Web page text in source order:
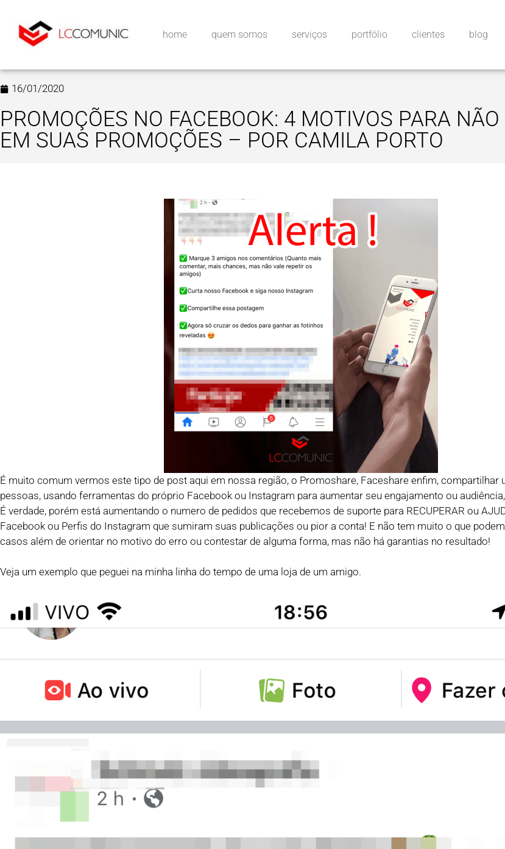
home quem somos serviços portfólio clientes blog
16/01/2020
PROMOÇÕES NO FACEBOOK: 4 MOTIVOS PARA
EM SUAS PROMOÇÕES – POR CAMILA PORTO
É muito comum vermos este tipo de post aqui em nossa região, o Promoshare, Faceshare enfim, compartilhar
pessoas, usando ferramentas do próprio Facebook ou Instagram para aumentar seu engajamento ou audiência,
É verdade, porém está aumentando o numero de pedidos que recebemos de suporte para RECUPERAR ou
Facebook ou Perfis do Instagram que sumiram suas publicações ou pior a conta! E não tem muito o que
casos além de orientar no motivo do erro ou contestar de alguma forma, mas não há garantias no resultado!
Veja um exemplo que peguei na minha linha do tempo de uma loja de um amigo.